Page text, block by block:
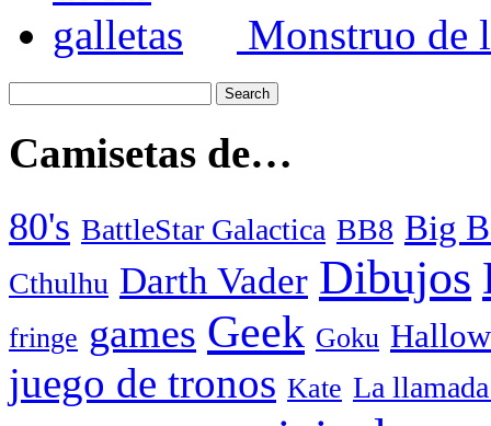
Monstruo de
Camisetas de…
80's BattleStar Galactica BB8 Big
Cthulhu Darth Vader Dibujos
fringe games Geek Goku
juego de tronos Kate La